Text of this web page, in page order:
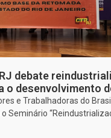
debate
o desenvolvimento
e Trabalhadoras do
Seminário